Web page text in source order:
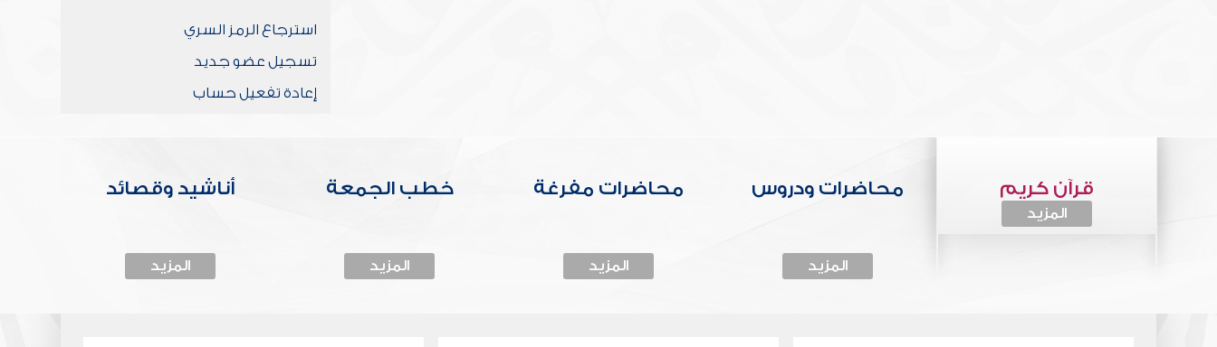
استرجاع الرمز السري
تسجيل عضو جديد
إعادة تفعيل حساب
قرآن كريم
المزيد
محاضرات ودروس
المزيد
محاضرات مفرغة
المزيد
خطب الجمعة
المزيد
أناشيد وقصائد
المزيد